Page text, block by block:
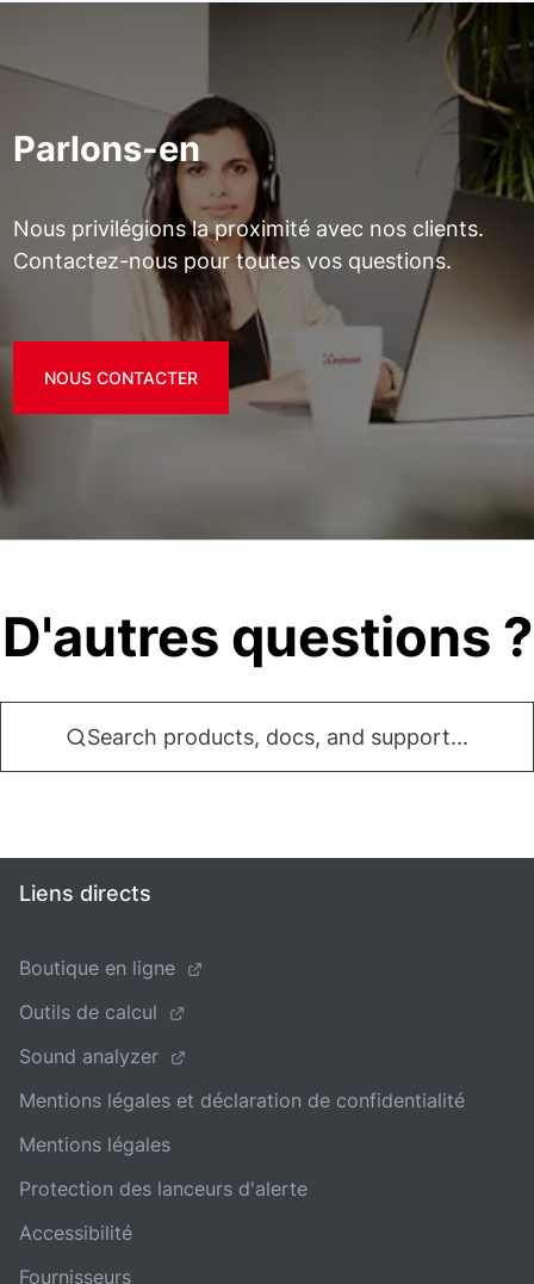
Parlons-en
Nous privilégions la proximité avec nos clients.
Contactez-nous pour toutes vos questions.
NOUS CONTACTER
D'autres questions ?
Search products, docs, and support...
Liens directs
Boutique en ligne
Outils de calcul
Sound analyzer
Mentions légales et déclaration de confidentialité
Mentions légales
Protection des lanceurs d'alerte
Accessibilité
Fournisseurs